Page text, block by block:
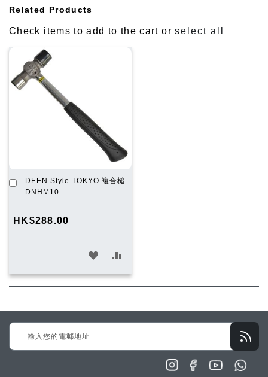
Related Products
Check items to add to the cart orselect all
DEEN Style TOKYO 複合槌
DNHM10
HK$288.00
加
入
車
入 入
Sign
Up